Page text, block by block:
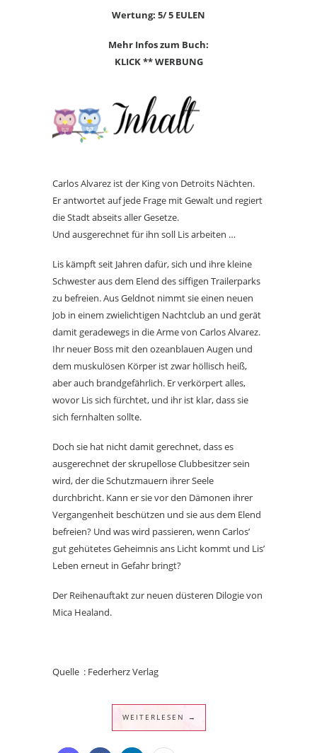
Wertung: 5/ 5 EULEN
Mehr Infos zum Buch:
KLICK ** WERBUNG
Carlos Alvarez ist der King von Detroits Nächten.
Er antwortet auf jede Frage mit Gewalt und regiert
die Stadt abseits aller Gesetze.
Und ausgerechnet für ihn soll Lis arbeiten …
Lis kämpft seit Jahren dafür, sich und ihre kleine
Schwester aus dem Elend des siffigen Trailerparks
zu befreien. Aus Geldnot nimmt sie einen neuen
Job in einem zwielichtigen Nachtclub an und gerät
damit geradewegs in die Arme von Carlos Alvarez.
Ihr neuer Boss mit den ozeanblauen Augen und
dem muskulösen Körper ist zwar höllisch heiß,
aber auch brandgefährlich. Er verkörpert alles,
wovor Lis sich fürchtet, und ihr ist klar, dass sie
sich fernhalten sollte.
Doch sie hat nicht damit gerechnet, dass es
ausgerechnet der skrupellose Clubbesitzer sein
wird, der die Schutzmauern ihrer Seele
durchbricht. Kann er sie vor den Dämonen ihrer
Vergangenheit beschützen und sie aus dem Elend
befreien? Und was wird passieren, wenn Carlos’
gut gehütetes Geheimnis ans Licht kommt und Lis’
Leben erneut in Gefahr bringt?
Der Reihenauftakt zur neuen düsteren Dilogie von
Mica Healand.
Quelle : Federherz Verlag
WEITERLESEN →